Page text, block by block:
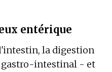
entérique
la digestion
gastro-intestinal - et